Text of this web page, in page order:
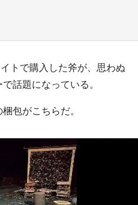
トで購入した斧が、思わぬ
話題になっている。
包がこちらだ。